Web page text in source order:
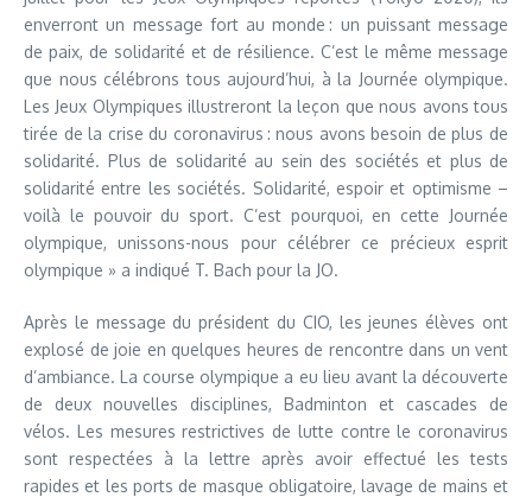
enverront un message fort au monde : un puissant message
de paix, de solidarité et de résilience. C’est le même message
que nous célébrons tous aujourd’hui, à la Journée olympique.
Les Jeux Olympiques illustreront la leçon que nous avons tous
tirée de la crise du coronavirus : nous avons besoin de plus de
solidarité. Plus de solidarité au sein des sociétés et plus de
solidarité entre les sociétés. Solidarité, espoir et optimisme –
voilà le pouvoir du sport. C’est pourquoi, en cette Journée
olympique, unissons-nous pour célébrer ce précieux esprit
olympique » a indiqué T. Bach pour la JO.
Après le message du président du CIO, les jeunes élèves ont
explosé de joie en quelques heures de rencontre dans un vent
d’ambiance. La course olympique a eu lieu avant la découverte
de deux nouvelles disciplines, Badminton et cascades de
vélos. Les mesures restrictives de lutte contre le coronavirus
sont respectées à la lettre après avoir effectué les tests
rapides et les ports de masque obligatoire, lavage de mains et